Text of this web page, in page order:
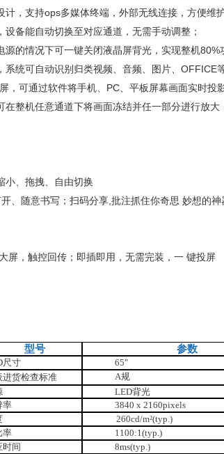
，支持ops多媒体终端，外部无线连接，方便维护
备能自动切换至对应通道，无需手动调整；
的情况下可一键关闭液晶屏背光，实现整机
统可自动识别归类视频、音频、图片、OFFICE
，可通过软件将手机、PC、平板屏幕画面实时投
在整机任意通道下将画面冻结并任一部分进行放
小、拖拽、自由切换
、随意书写；扫码分享,批注抓住你奇思 妙想的神
屏，触控回传；即插即用，无需完装，一 键投屏
型号 参数
尺寸
65"
进货检查标准
A规
LED背光
率
3840 x 2160pixels
260cd/m²(typ.)
率
1100:1(typ.)
时间
8ms(typ.)